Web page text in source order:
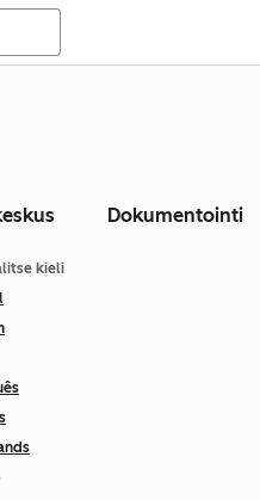
Dokumentointi
kieli